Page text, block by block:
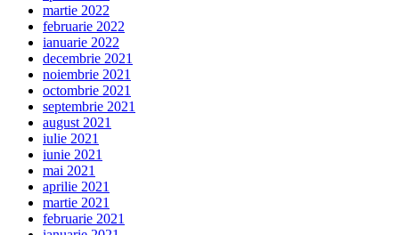
martie 2022
februarie 2022
ianuarie 2022
decembrie 2021
noiembrie 2021
octombrie 2021
septembrie 2021
august 2021
iulie 2021
iunie 2021
mai 2021
aprilie 2021
martie 2021
februarie 2021